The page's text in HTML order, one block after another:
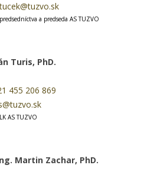
a predseda AS TUZVO
Turis, PhD.
455 206 869
AS TUZVO
Martin Zachar, PhD.